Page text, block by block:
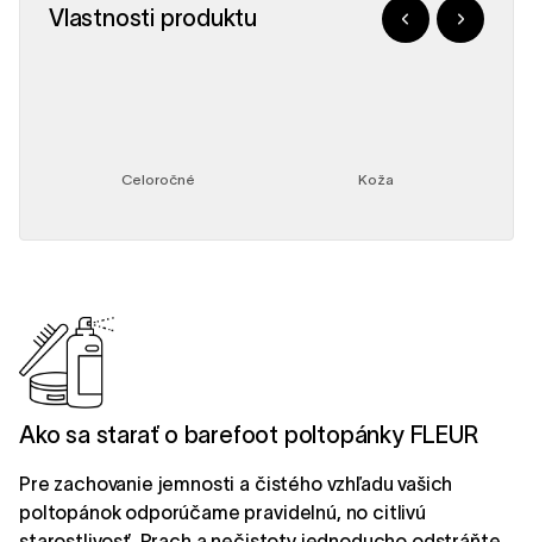
Vlastnosti produktu
Celoročné Koža
Ako sa starať o barefoot poltopánky FLEUR
Pre zachovanie jemnosti a čistého vzhľadu vašich
poltopánok odporúčame pravidelnú, no citlivú